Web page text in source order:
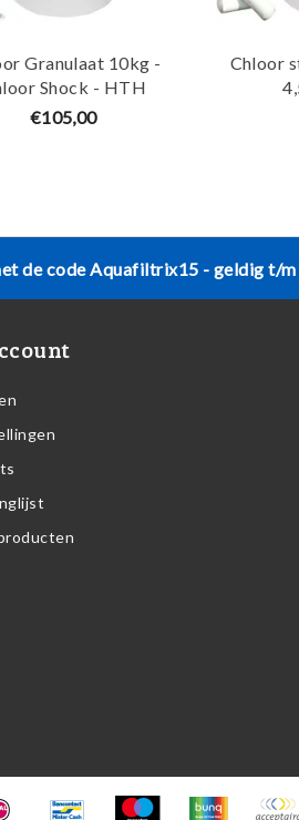
Granulaat 10kg -
Shock - HTH
€105,00
Chloor
de code Aquafiltrix15 - geldig t/m